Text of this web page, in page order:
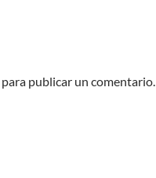
para publicar un comentario.